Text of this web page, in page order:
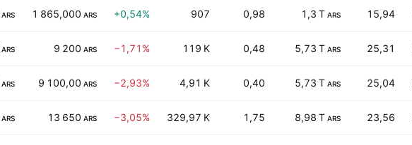
ARS 1 865,000 ARS +0,54% 907 0,98 1,3 T ARS 15,94
ARS 9 200 ARS −1,71% 119 K 0,48 5,73 T ARS 25,31
ARS 9 100,00 ARS −2,93% 4,91 K 0,40 5,73 T ARS 25,04
ARS 13 650 ARS −3,05% 329,97 K 1,75 8,98 T ARS 23,56